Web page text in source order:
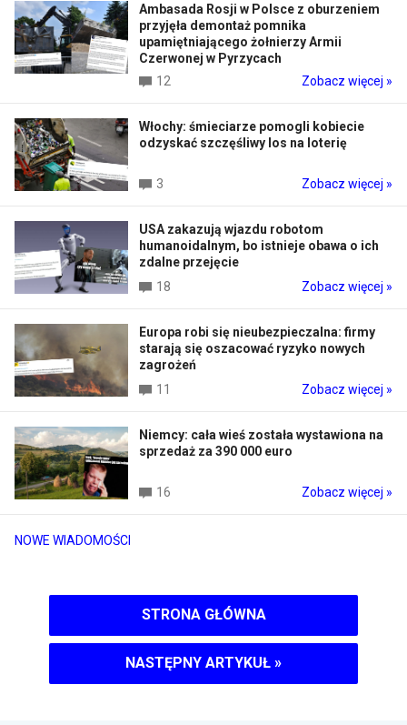
NOWE WIADOMOŚCI
Ambasada Rosji w Polsce z oburzeniem
przyjęła demontaż pomnika
upamiętniającego żołnierzy Armii
Czerwonej w Pyrzycach
12
Zobacz więcej »
Włochy: śmieciarze pomogli kobiecie
odzyskać szczęśliwy los na loterię
3 Zobacz więcej »
USA zakazują wjazdu robotom
humanoidalnym, bo istnieje obawa o ich
zdalne przejęcie
18
Zobacz więcej »
Europa robi się nieubezpieczalna: firmy
starają się oszacować ryzyko nowych
zagrożeń
11
Zobacz więcej »
Niemcy: cała wieś została wystawiona na
sprzedaż za 390 000 euro
16 Zobacz więcej »
STRONA GŁÓWNA
NASTĘPNY ARTYKUŁ »